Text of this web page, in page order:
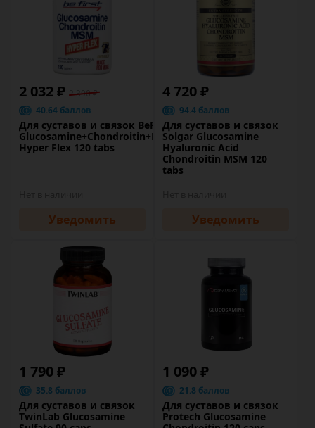
2 032 ₽ 2 390 ₽
40.64 баллов
Для суставов и связок BeFirst
Glucosamine+Chondroitin+MSM
Hyper Flex 120 tabs
Уведомить
4 720 ₽
94.4 баллов
Для суставов и связок
Solgar Glucosamine
Hyaluronic Acid
Chondroitin MSM 120
tabs
Уведомить
1 790 ₽
35.8 баллов
Для суставов и связок
TwinLab Glucosamine
1 090 ₽
21.8 баллов
Для суставов и связок
Protech Glucosamine